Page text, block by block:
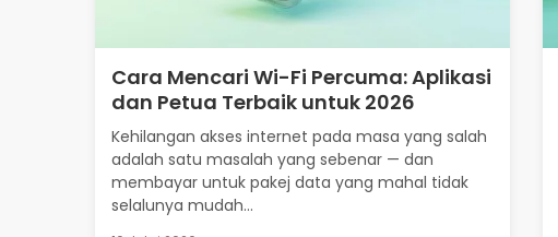
Cara Mencari Wi-Fi Percuma: Aplikasi
dan Petua Terbaik untuk 2026
Kehilangan akses internet pada masa yang salah
adalah satu masalah yang sebenar — dan
membayar untuk pakej data yang mahal tidak
selalunya mudah...